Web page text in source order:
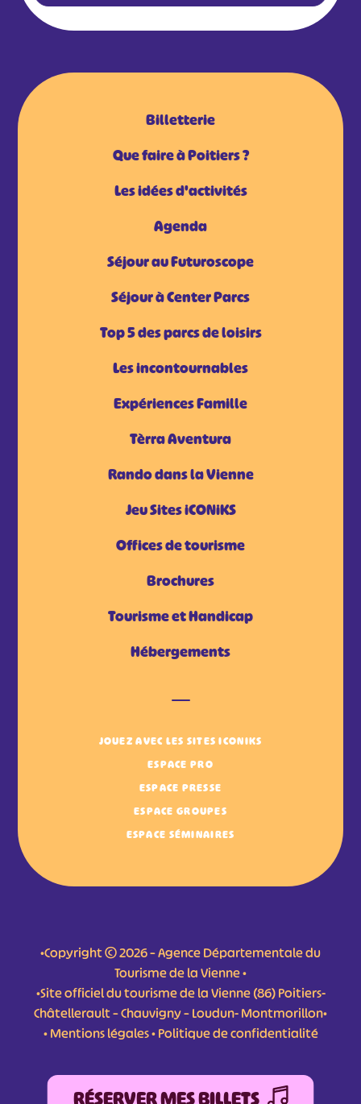
Billetterie
Que faire à Poitiers ?
Les idées d'activités
Agenda
Séjour au Futuroscope
Séjour à Center Parcs
Top 5 des parcs de loisirs
Les incontournables
Expériences Famille
Tèrra Aventura
Rando dans la Vienne
Jeu Sites iCONiKS
Offices de tourisme
Brochures
Tourisme et Handicap
Hébergements
JOUEZ AVEC LES SITES ICONIKS
ESPACE PRO
ESPACE PRESSE
ESPACE GROUPES
ESPACE SÉMINAIRES
•Copyright © 2026 – Agence Départementale du
Tourisme de la Vienne •
•Site officiel du tourisme de la Vienne (86) Poitiers-
Châtellerault – Chauvigny – Loudun- Montmorillon•
•Mentions légales•Politique de confidentialité
RÉSERVER MES BILLETS